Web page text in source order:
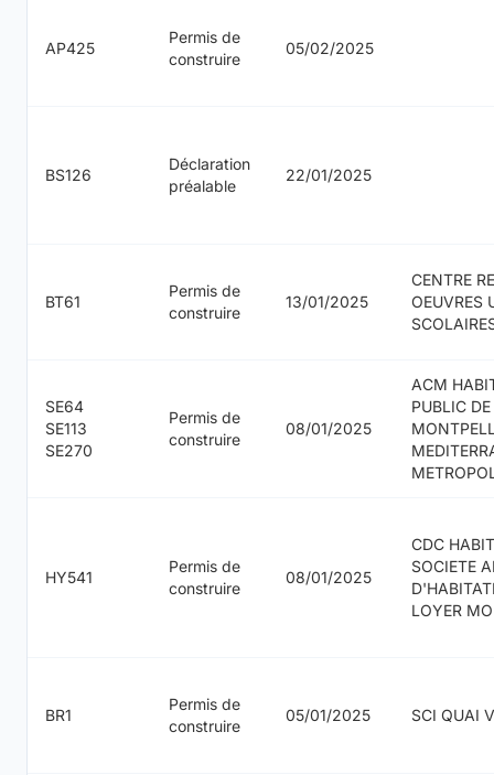
AP425
Permis de
construire
05/02/2025
BS126
Déclaration
préalable
22/01/2025
BT61
Permis de
construire
13/01/2025
CENTRE
OEUVRES
SE64
SE113
SE270
Permis de
construire
08/01/2025
ACM
PUBLIC
HY541
Permis de
construire
08/01/2025
CDC
SOCIETE
LOYER
BR1
Permis de
construire
05/01/2025 SCI QUAI